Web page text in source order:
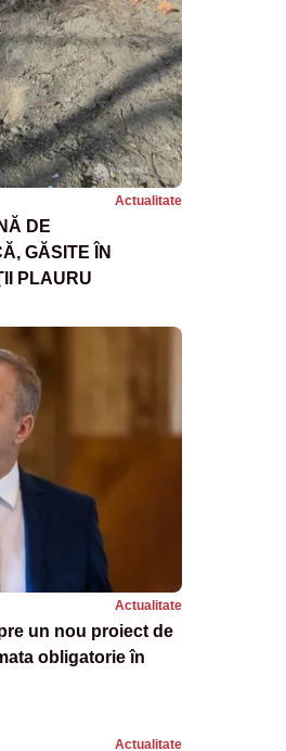
Actualitate
DE
GĂSITE ÎN
PLAURU
Actualitate
un nou proiect de
obligatorie în
Actualitate